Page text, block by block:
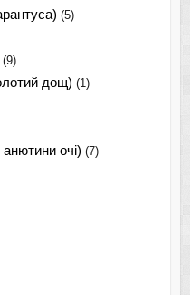
(5)
(9)
дощ) (1)
очі) (7)